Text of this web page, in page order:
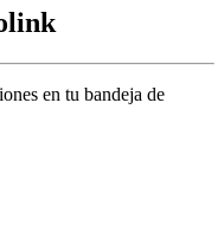
en tu bandeja de